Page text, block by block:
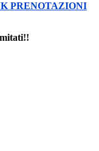
PRENOTAZIONI